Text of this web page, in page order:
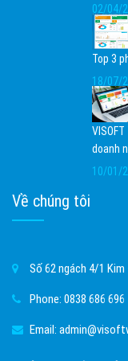
02/04/
Top 3
18/07/
doanh
10/01/
Về chúng tôi
Số 62 ngách 4/1
Phone: 0838 686 696
Email: